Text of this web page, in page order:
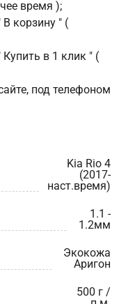
время );
корзину " (
в 1 клик " (
под телефоном
Kia Rio 4
(2017-
наст.время)
1.1 -
1.2мм
Экокожа
Аригон
500 г /